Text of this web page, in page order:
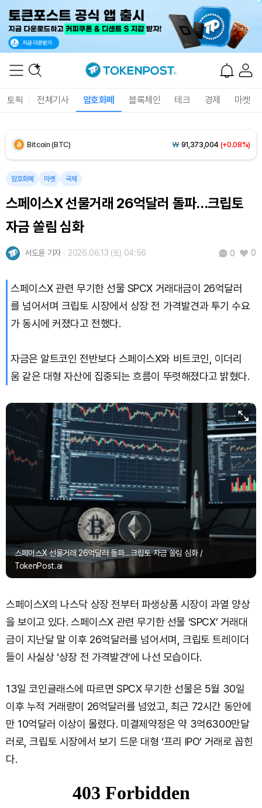
토픽 전체기사 암호화폐 블록체인 테크 경제 마켓
Solana (SOL) ₩106,711(+2.87%)
Bitcoin (BTC) ₩ 91,373,004 (+0.08%)
암호화폐 마켓 국제
스페이스X 선물거래 26억달러 돌파…크립토
자금 쏠림 심화
서도윤 기자 2026.06.13 (토) 04:56 0 0
스페이스X 관련 무기한 선물 SPCX 거래대금이 26억달러
를 넘어서며 크립토 시장에서 상장 전 가격발견과 투기 수요
가 동시에 커졌다고 전했다.
자금은 알트코인 전반보다 스페이스X와 비트코인, 이더리
움 같은 대형 자산에 집중되는 흐름이 뚜렷해졌다고 밝혔다.
스페이스X 선물거래 26억달러 돌파…크립토 자금 쏠림 심화 /
TokenPost.ai
스페이스X의 나스닥 상장 전부터 파생상품 시장이 과열 양상
을 보이고 있다. 스페이스X 관련 무기한 선물 ‘SPCX’ 거래대
금이 지난달 말 이후 26억달러를 넘어서며, 크립토 트레이더
들이 사실상 ‘상장 전 가격발견’에 나선 모습이다.
13일 코인글래스에 따르면 SPCX 무기한 선물은 5월 30일
이후 누적 거래량이 26억달러를 넘었고, 최근 72시간 동안에
만 10억달러 이상이 몰렸다. 미결제약정은 약 3억6300만달
러로, 크립토 시장에서 보기 드문 대형 ‘프리 IPO’ 거래로 꼽힌
다.